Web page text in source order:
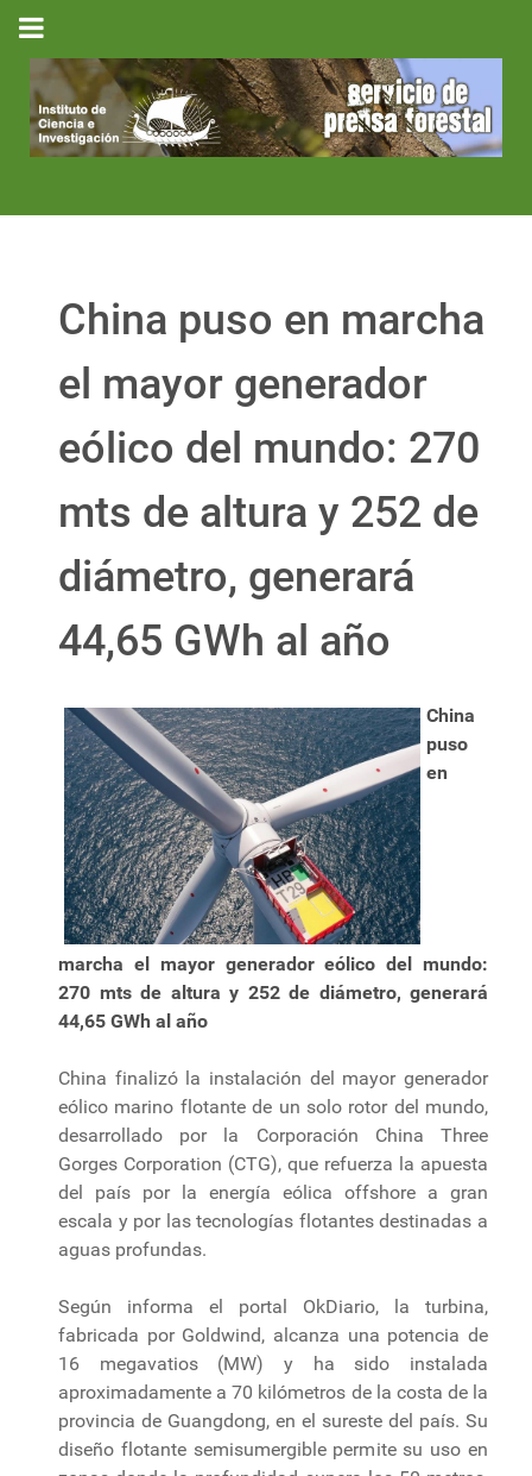
China puso en marcha
el mayor generador
eólico del mundo: 270
mts de altura y 252 de
diámetro, generará
44,65 GWh al año
China
puso
en
marcha el mayor generador eólico del mundo:
270 mts de altura y 252 de diámetro, generará
44,65 GWh al año
China finalizó la instalación del mayor generador
eólico marino flotante de un solo rotor del mundo,
desarrollado por la Corporación China Three
Gorges Corporation (CTG), que refuerza la apuesta
del país por la energía eólica offshore a gran
escala y por las tecnologías flotantes destinadas a
aguas profundas.
Según informa el portal OkDiario, la turbina,
fabricada por Goldwind, alcanza una potencia de
16 megavatios (MW) y ha sido instalada
aproximadamente a 70 kilómetros de la costa de la
provincia de Guangdong, en el sureste del país. Su
diseño flotante semisumergible permite su uso en